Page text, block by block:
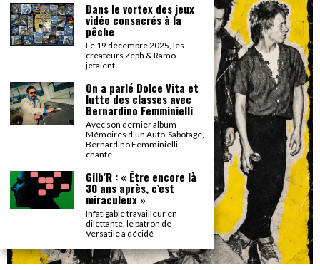
Dans le vortex des jeux
vidéo consacrés à la
pêche
Le 19 décembre 2025, les
créateurs Zeph & Ramo
jetaient
On a parlé Dolce Vita et
lutte des classes avec
Bernardino Femminielli
Avec son dernier album
Mémoires d’un Auto-Sabotage,
Bernardino Femminielli
chante
Gilb’R : « Être encore là
30 ans après, c’est
miraculeux »
Infatigable travailleur en
dilettante, le patron de
Versatile a décidé